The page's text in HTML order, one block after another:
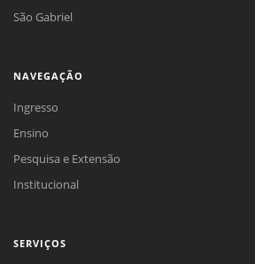
São Gabriel
NAVEGAÇÃO
Ingresso
Ensino
Pesquisa e Extensão
Institucional
SERVIÇOS